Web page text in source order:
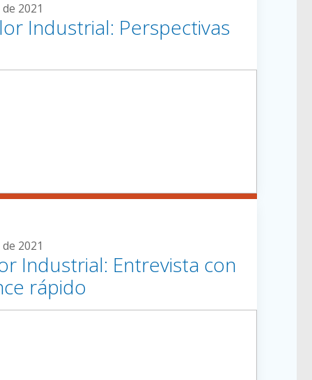
2021
Industrial: Perspectivas
2021
Industrial: Entrevista con
rápido